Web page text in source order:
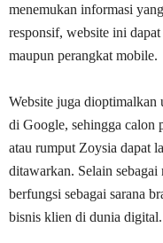
menemukan informasi
responsif, website ini
maupun perangkat mobile.
Website juga dioptimalkan
di Google, sehingga calon
atau rumput Zoysia dapat
ditawarkan. Selain
berfungsi sebagai sarana
bisnis klien di dunia digital.